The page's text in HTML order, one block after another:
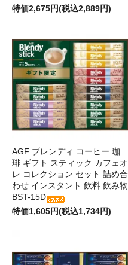
特価2,675円(税込2,889円)
AGF ブレンディ コーヒー 珈
琲 ギフト スティック カフェオ
レ コレクション セット 詰め合
わせ インスタント 飲料 飲み物
BST-15D
特価1,605円(税込1,734円)